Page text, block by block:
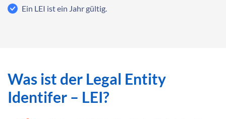
Ein LEI ist ein Jahr gültig.
Was ist der Legal Entity
Identifer – LEI?